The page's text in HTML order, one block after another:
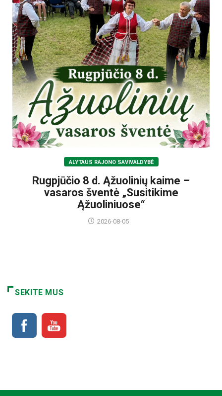
ALYTAUS RAJONO SAVIVALDYBĖ
Rugpjūčio 8 d. Ąžuolinių kaime –
vasaros šventė „Susitikime
Ąžuoliniuose“
2026-08-05
SEKITE MUS